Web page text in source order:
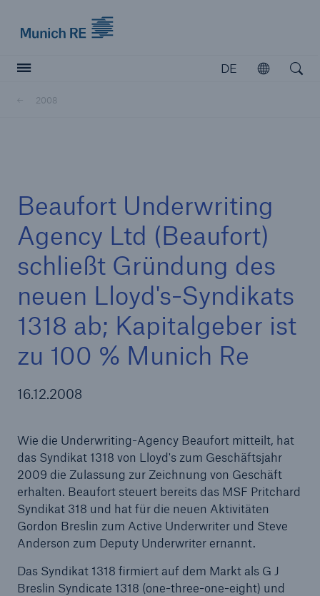
DE
Öffnen
2008
Beaufort Underwriting
Agency Ltd (Beaufort)
schließt Gründung des
neuen Lloyd's-Syndikats
1318 ab; Kapitalgeber ist
zu 100 % Munich Re
16.12.2008
Wie die Underwriting-Agency Beaufort mitteilt, hat
das Syndikat 1318 von Lloyd's zum Geschäftsjahr
2009 die Zulassung zur Zeichnung von Geschäft
erhalten. Beaufort steuert bereits das MSF Pritchard
Syndikat 318 und hat für die neuen Aktivitäten
Gordon Breslin zum Active Underwriter und Steve
Anderson zum Deputy Underwriter ernannt.
Das Syndikat 1318 firmiert auf dem Markt als G J
Breslin Syndicate 1318 (one-three-one-eight) und
Tech Trend Radar 2026